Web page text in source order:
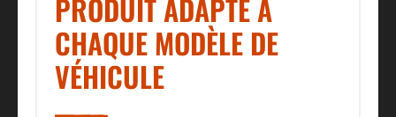
PRODUIT ADAPTÉ À
CHAQUE MODÈLE DE
VÉHICULE